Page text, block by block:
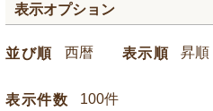
表示オプション
並び順 表示順
表示件数